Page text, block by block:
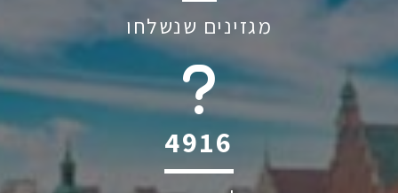
מגזינים שנשלחו
6044